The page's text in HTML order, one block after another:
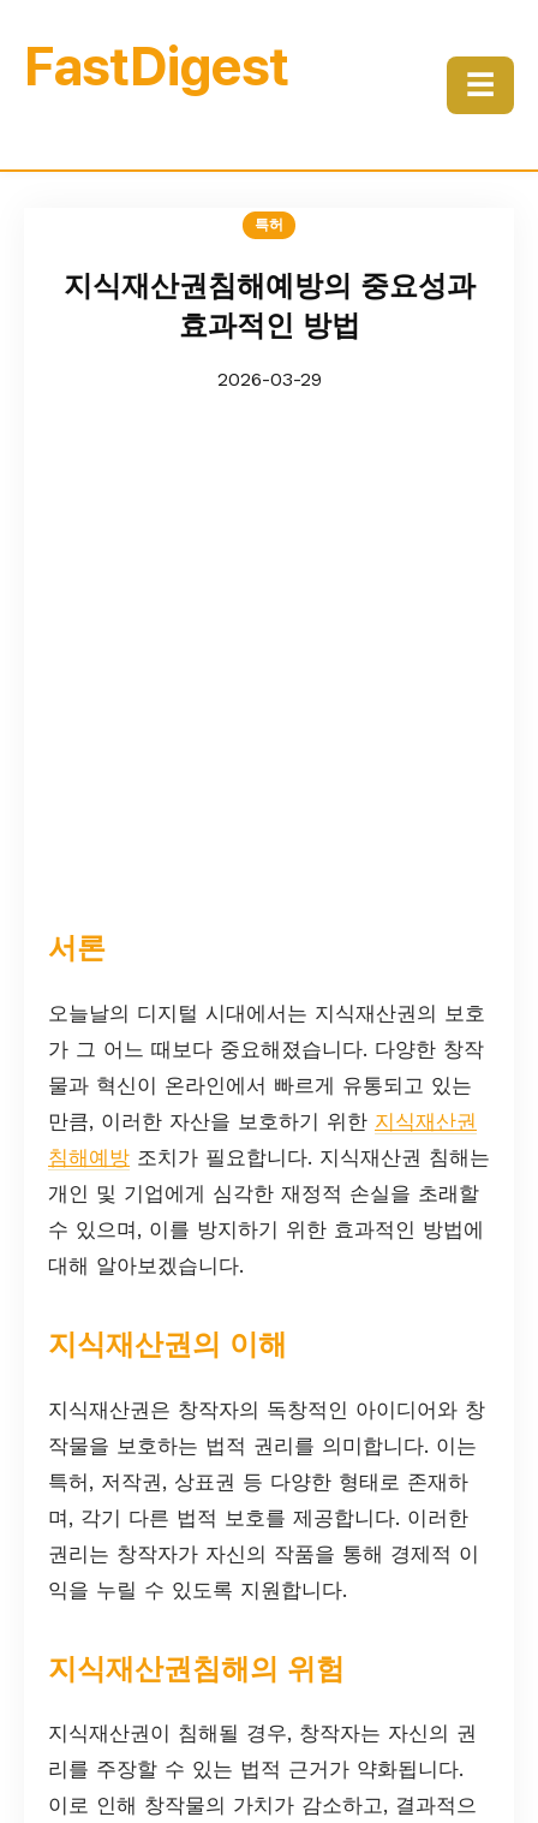
FastDigest ☰
특허
지식재산권침해예방의 중요성과
효과적인 방법
2026-03-29
서론
오늘날의 디지털 시대에서는 지식재산권의 보호
가 그 어느 때보다 중요해졌습니다. 다양한 창작
물과 혁신이 온라인에서 빠르게 유통되고 있는
만큼, 이러한 자산을 보호하기 위한 지식재산권
침해예방 조치가 필요합니다. 지식재산권 침해는
개인 및 기업에게 심각한 재정적 손실을 초래할
수 있으며, 이를 방지하기 위한 효과적인 방법에
대해 알아보겠습니다.
지식재산권의 이해
지식재산권은 창작자의 독창적인 아이디어와 창
작물을 보호하는 법적 권리를 의미합니다. 이는
특허, 저작권, 상표권 등 다양한 형태로 존재하
며, 각기 다른 법적 보호를 제공합니다. 이러한
권리는 창작자가 자신의 작품을 통해 경제적 이
익을 누릴 수 있도록 지원합니다.
지식재산권침해의 위험
지식재산권이 침해될 경우, 창작자는 자신의 권
리를 주장할 수 있는 법적 근거가 약화됩니다.
이로 인해 창작물의 가치가 감소하고, 결과적으